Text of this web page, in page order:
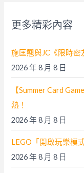
:
更多精彩內容
施匡翹與JC《限時
2026 年 8 月 8 日
【Summer Card
熱！
2026 年 8 月 8 日
LEGO「開啟玩樂模
2026 年 8 月 8 日